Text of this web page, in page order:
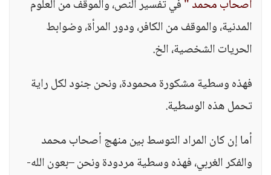
أصحاب محمد "في تفسير النص، والموقف من العلوم
المدنية، والموقف من الكافر، ودور المرأة، وضوابط
الحريات الشخصية، الخ.
فهذه وسطية مشكورة محمودة، ونحن جنود لكل راية
تحمل هذه الوسطية.
أما إن كان المراد التوسط بين منهج أصحاب محمد
والفكر الغربي، فهذه وسطية مردودة ونحن –بعون الله-